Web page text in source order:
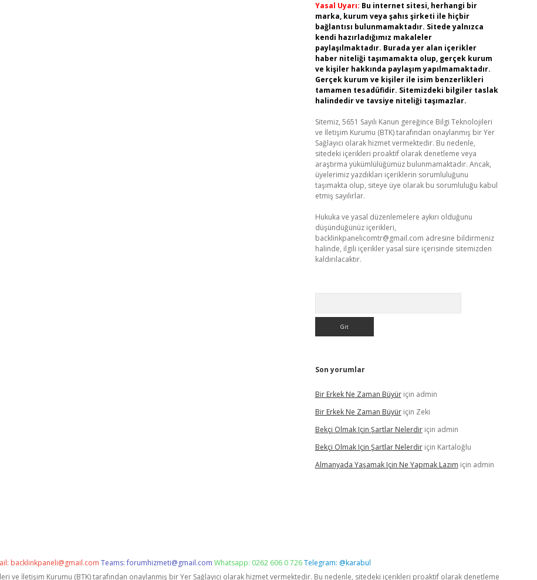
Yasal Uyarı: Bu internet sitesi, herhangi bir
marka, kurum veya şahıs şirketi ile hiçbir
bağlantısı bulunmamaktadır. Sitede yalnızca
kendi hazırladığımız makaleler
paylaşılmaktadır. Burada yer alan içerikler
haber niteliği taşımamakta olup, gerçek kurum
ve kişiler hakkında paylaşım yapılmamaktadır.
Gerçek kurum ve kişiler ile isim benzerlikleri
tamamen tesadüfidir. Sitemizdeki bilgiler taslak
halindedir ve tavsiye niteliği taşımazlar.
Sitemiz, 5651 Sayılı Kanun gereğince Bilgi Teknolojileri
ve İletişim Kurumu (BTK) tarafından onaylanmış bir Yer
Sağlayıcı olarak hizmet vermektedir. Bu nedenle,
sitedeki içerikleri proaktif olarak denetleme veya
araştırma yükümlülüğümüz bulunmamaktadır. Ancak,
üyelerimiz yazdıkları içeriklerin sorumluluğunu
taşımakta olup, siteye üye olarak bu sorumluluğu kabul
etmiş sayılırlar.
Hukuka ve yasal düzenlemelere aykırı olduğunu
düşündüğünüz içerikleri,
backlinkpanelicomtr@gmail.com adresine bildirmeniz
halinde, ilgili içerikler yasal süre içerisinde sitemizden
kaldırılacaktır.
Son yorumlar
Bir Erkek Ne Zaman Büyüriçin admin
Bir Erkek Ne Zaman Büyüriçin Zeki
Bekçi Olmak Için Şartlar Nelerdiriçin admin
Bekçi Olmak Için Şartlar Nelerdiriçin Kartaloğlu
Almanyada Yaşamak Için Ne Yapmak Lazım için admin
backlinkpaneli@gmail.com Teams:forumhizmeti@gmail.com Whatsapp: 0262 606 0 726Telegram: @karabul
ve İletişim Kurumu (BTK) tarafından onaylanmış bir Yer Sağlayıcı olarak hizmet vermektedir. Bu nedenle, sitedeki içerikleri proaktif olarak denetleme